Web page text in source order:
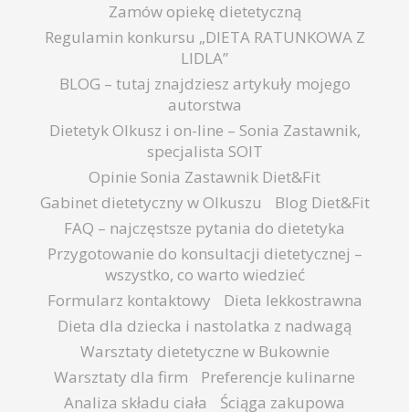
Zamów opiekę dietetyczną
Regulamin konkursu „DIETA RATUNKOWA Z
LIDLA”
BLOG – tutaj znajdziesz artykuły mojego
autorstwa
Dietetyk Olkusz i on-line – Sonia Zastawnik,
specjalista SOIT
Opinie Sonia Zastawnik Diet&Fit
Gabinet dietetyczny w Olkuszu
Blog Diet&Fit
FAQ – najczęstsze pytania do dietetyka
Przygotowanie do konsultacji dietetycznej –
wszystko, co warto wiedzieć
Formularz kontaktowy
Dieta lekkostrawna
Dieta dla dziecka i nastolatka z nadwagą
Warsztaty dietetyczne w Bukownie
Warsztaty dla firm
Preferencje kulinarne
Analiza składu ciała
Ściąga zakupowa